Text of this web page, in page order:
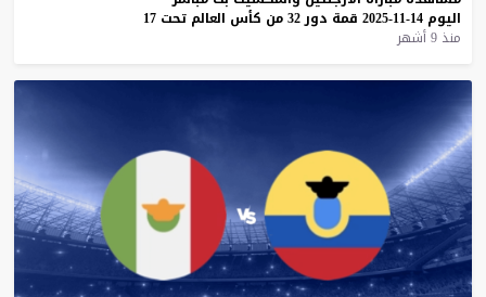
اليوم 14-11-2025 قمة دور32 من كأس العالم تحت 17
منذ 9 أشهر